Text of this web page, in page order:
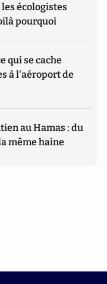
écologistes
pourquoi
qui se cache
à l'aéroport de
au Hamas : du
même haine